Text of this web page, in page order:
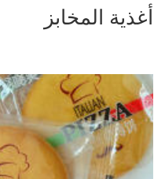
أغذية المخابز